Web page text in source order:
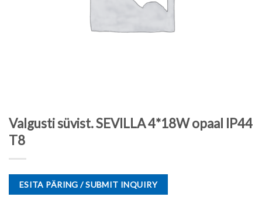
Valgusti süvist. SEVILLA 4*18W opaal IP44
T8
ESITA PÄRING / SUBMIT INQUIRY